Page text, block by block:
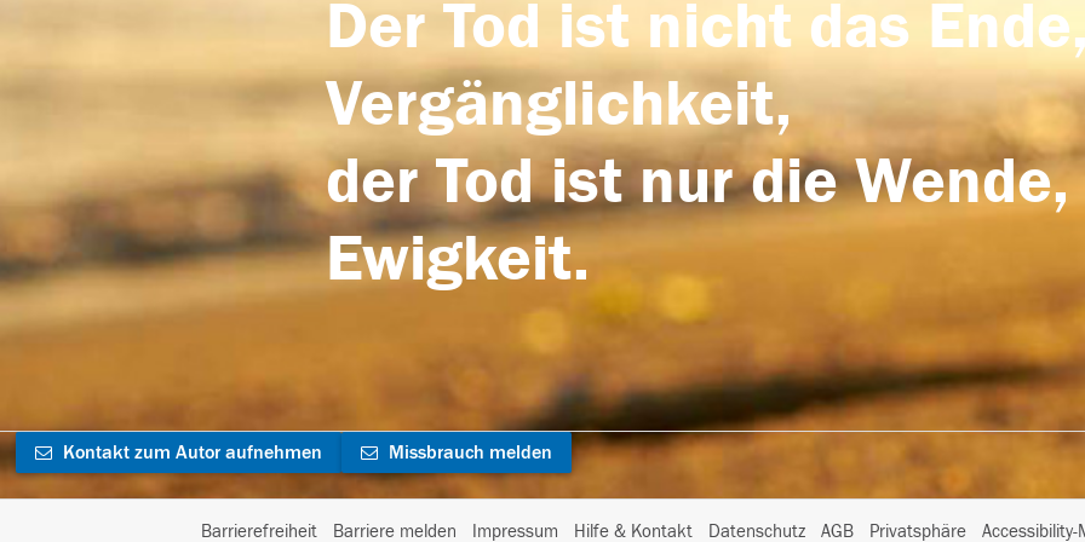
Der Tod ist nicht das
Vergänglichkeit,
der Tod ist nur die
Ewigkeit.
Kontakt zum Autor aufnehmen Missbrauch melden
Barrierefreiheit Barriere melden Impressum Hilfe & Kontakt Datenschutz AGB Privatsphäre I